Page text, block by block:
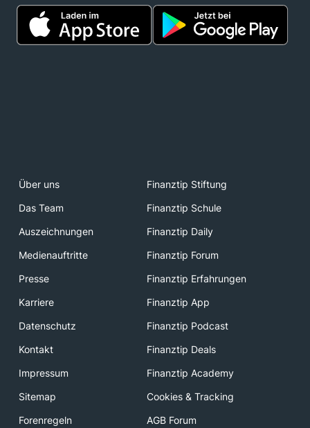
Über uns
Finanztip Stiftung
Das Team
Finanztip Schule
Auszeichnungen
Finanztip Daily
Medienauftritte
Finanztip Forum
Presse
Finanztip Erfahrungen
Karriere
Finanztip App
Datenschutz
Finanztip Podcast
Kontakt
Finanztip Deals
Impressum
Finanztip Academy
Sitemap
Cookies & Tracking
Forenregeln
AGB Forum